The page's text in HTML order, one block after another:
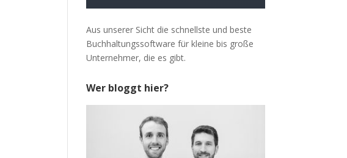
Aus unserer Sicht die schnellste und beste
Buchhaltungssoftware für kleine bis große
Unternehmer, die es gibt.
Wer bloggt hier?